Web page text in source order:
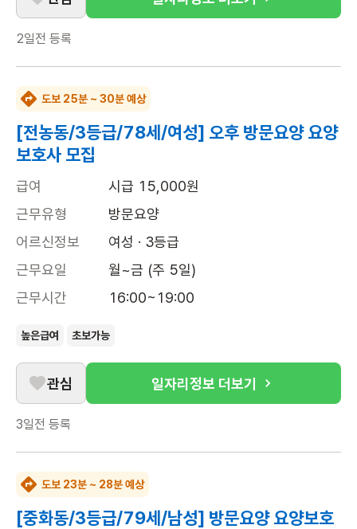
2일전 등록
도보 25분 ~ 30분 예상
[전농동/3등급/78세/여성] 오후 방문요양 요양
보호사 모집
급여
시급 15,000원
근무유형
방문요양
어르신정보
여성 · 3등급
근무요일
월~금 (주 5일)
근무시간
16:00~19:00
높은급여 초보가능
관심 일자리정보 더보기
3일전 등록
도보 23분 ~ 28분 예상
[중화동/3등급/79세/남성] 방문요양 요양보호